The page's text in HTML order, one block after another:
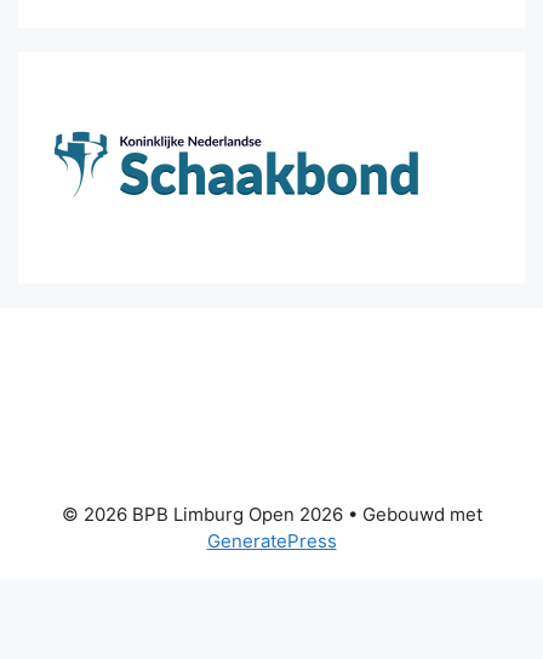
© 2026 BPB Limburg Open 2026• Gebouwd met
GeneratePress